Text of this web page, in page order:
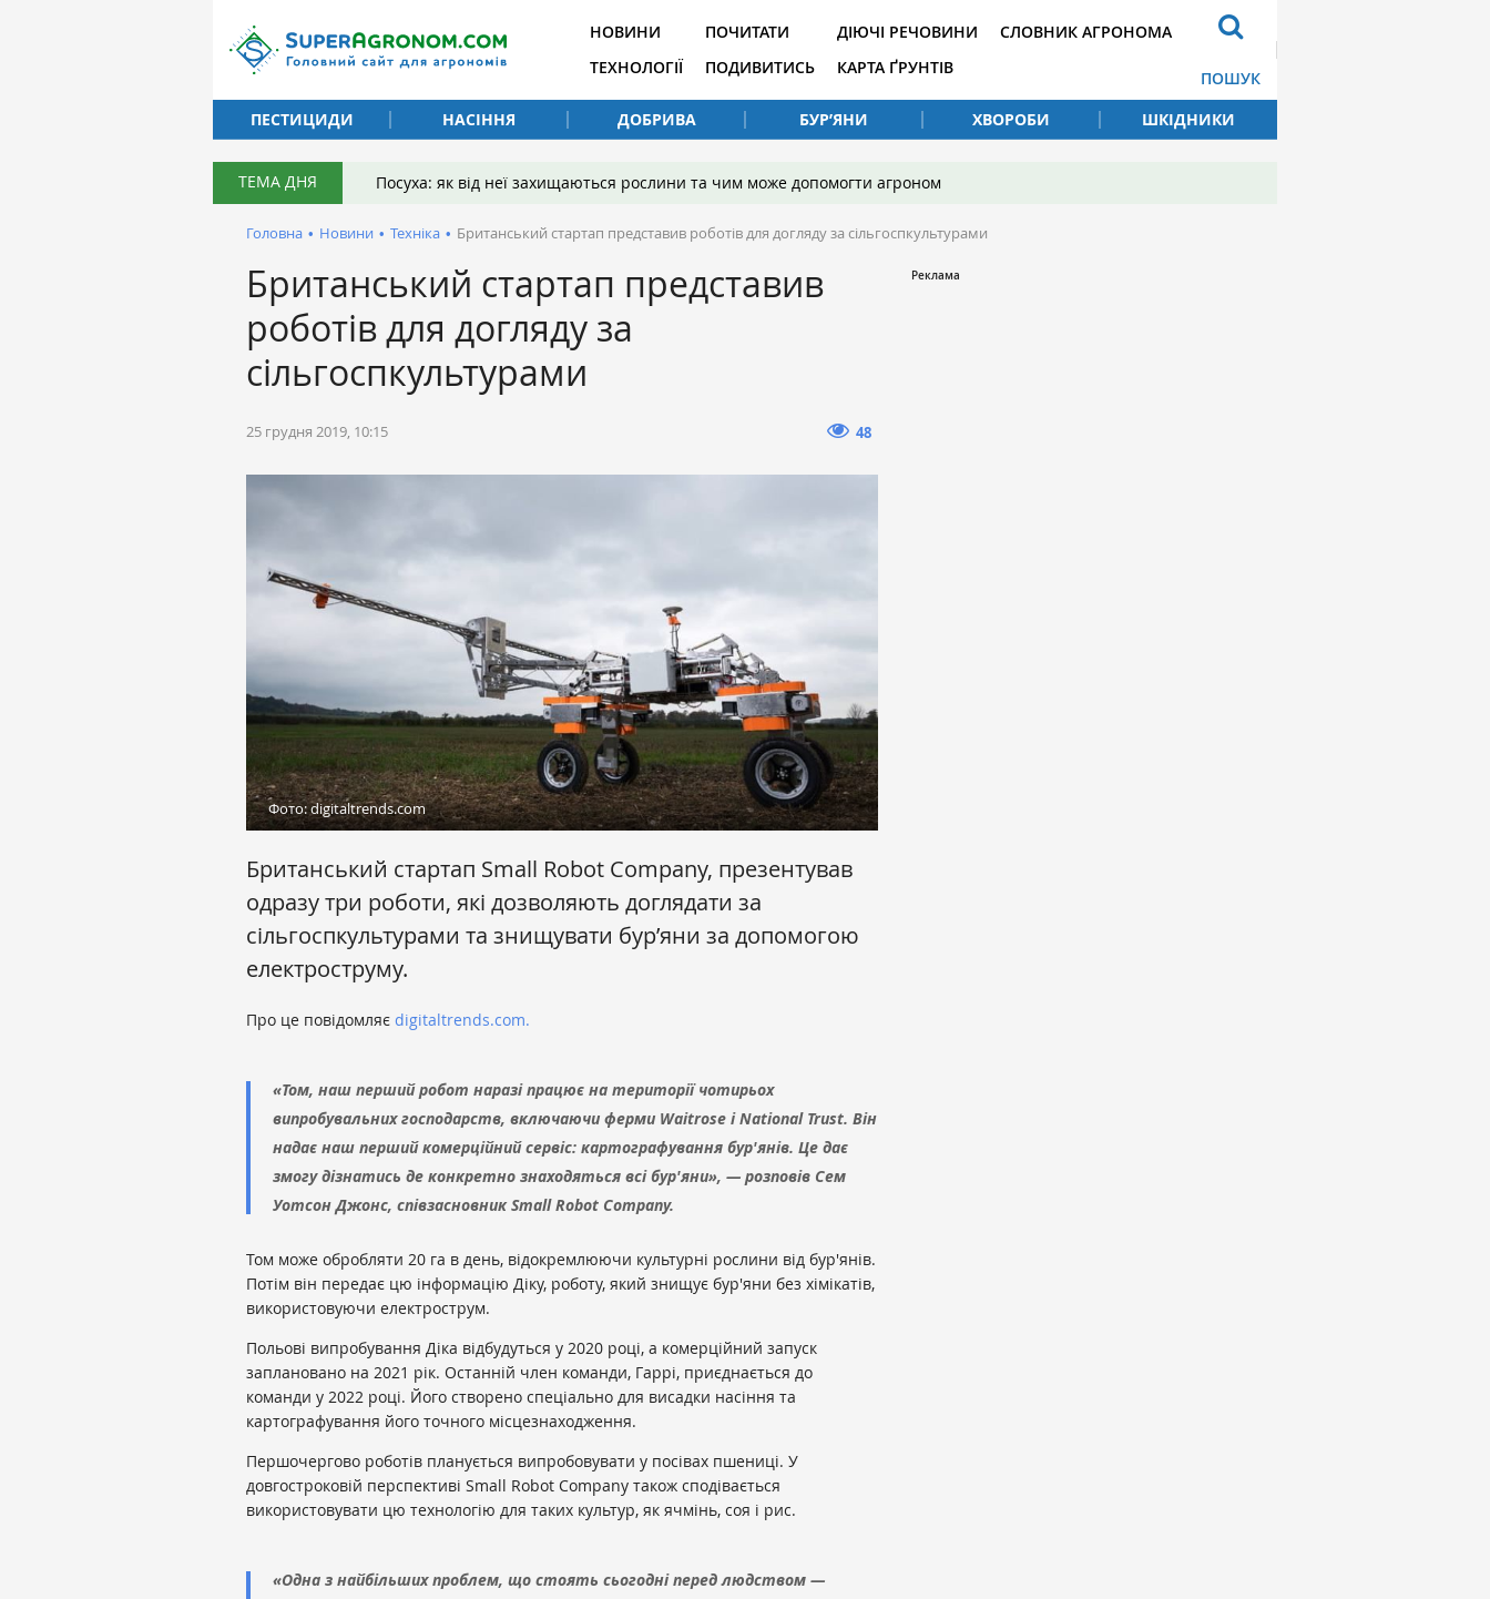
НОВИНИ
ТЕХНОЛОГІЇ
ПОЧИТАТИ
ПОДИВИТИСЬ
ДІЮЧІ РЕЧОВИНИ
КАРТА ҐРУНТІВ
СЛОВНИК АГРОНОМА
ПОШУК
ПЕСТИЦИДИ
НАСІННЯ ДОБРИВА БУР’ЯНИ ХВОРОБИ ШКІДНИКИ
ТЕМА ДНЯ Посуха: як від неї захищаються рослини та чим може допомогти агроном
Головна • Новини • Техніка • Британський стартап представив роботів для догляду за сільгоспкультурами
Британський стартап представив
роботів для догляду за
сільгоспкультурами
25 грудня 2019, 10:15 48
Фото: digitaltrends.com
Британський стартап Small Robot Company, презентував
одразу три роботи, які дозволяють доглядати за
сільгоспкультурами та знищувати бур’яни за допомогою
електроструму.
Про це повідомляє digitaltrends.com.
«Том, наш перший робот наразі працює на території чотирьох
випробувальних господарств, включаючи ферми Waitrose і National Trust. Він
надає наш перший комерційний сервіс: картографування бур'янів. Це дає
змогу дізнатись де конкретно знаходяться всі бур'яни», — розповів Сем
Уотсон Джонс, співзасновник Small Robot Company.
Том може обробляти 20 га в день, відокремлюючи культурні рослини від бур'янів.
Потім він передає цю інформацію Діку, роботу, який знищує бур'яни без хімікатів,
використовуючи електрострум.
Польові випробування Діка відбудуться у 2020 році, а комерційний запуск
заплановано на 2021 рік. Останній член команди, Гаррі, приєднається до
команди у 2022 році. Його створено спеціально для висадки насіння та
картографування його точного місцезнаходження.
Першочергово роботів планується випробовувати у посівах пшениці. У
довгостроковій перспективі Small Robot Company також сподівається
використовувати цю технологію для таких культур, як ячмінь, соя і рис.
«Одна з найбільших проблем, що стоять сьогодні перед людством —